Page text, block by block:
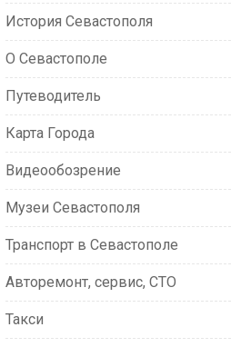
История Севастополя
О Севастополе
Путеводитель
Карта Города
Видеообозрение
Музеи Севастополя
Транспорт в Севастополе
Авторемонт, сервис, СТО
Такси